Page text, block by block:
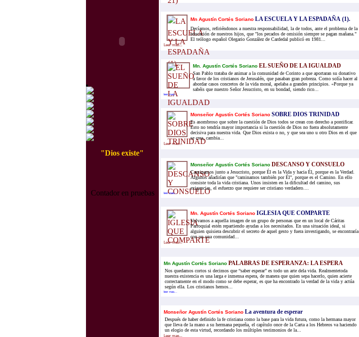
"Dios existe"
Contador en pruebas
Mn Agustín Cortés Soriano LA ESCUELA Y LA ESPADAÑA (1).
Decíamos, refiriéndonos a nuestra responsabilidad, la de todos, ante el problema de la
educación de nuestros hijos, que "los pecados de omisión siempre se pagan mañana."
El teólogo español Olegario González de Cardedal publicó en 1981...
Leer mas...
Mn. Agustín Cortés Soriano EL SUEÑO DE LA IGUALDAD
San Pablo trataba de animar a la comunidad de Corinto a que aportaran su donativo
a favor de los cristianos de Jerusalén, que pasaban gran pobreza. Como solía hacer al
abordar casos concretos de la vida moral, apelaba a grandes principios. «Porque ya
sabéis que nuestro Señor Jesucristo, en su bondad, siendo rico...
leer mas...
Monseñor Agustín Cortés Soriano SOBRE DIOS TRINIDAD
Es asombroso que sobre la cuestión de Dios todos se crean con derecho a pontificar.
Esto no tendría mayor importancia si la cuestión de Dios no fuera absolutamente
decisiva para nuestra vida. Que Dios exista o no, y que sea uno u otro Dios en el que
se crea, cambia...
Leer mas...
Monseñor Agustín Cortés Soriano DESCANSO Y CONSUELO
Caminamos junto a Jesucristo, porque Él es la Vida y hacia Él, porque es la Verdad.
Algunos añadirían que "caminamos también por Él", porque es el Camino. En ello
consiste toda la vida cristiana. Unos insisten en la dificultad del camino, sus
exigencias, el esfuerzo que requiere ser cristiano verdadero....
leer mas...
Mn. Agustín Cortés Soriano IGLESIA QUE COMPARTE
Volvamos a aquella imagen de un grupo de personas que en un local de Cáritas
Parroquial estén repartiendo ayudas a los necesitados. En una situación ideal, si
alguien quisiera descubrir el secreto de aquel gesto y fuera investigando, se encontraría
con un una comunidad...
Leer mas...
Mn Agustín Cortés Soriano PALABRAS DE ESPERANZA: LA ESPERA
Nos quedamos cortos si decimos que “saber esperar” es todo un arte dela vida. Realmentetoda
nuestra existencia es una larga e inmensa espera, de manera que quien sepa hacerlo, quien acierte
correctamente en el modo como se debe esperar, es que ha encontrado la verdad de la vida y actúa
según ella. Los cristianos hemos...
leer mas...
Monseñor Agustín Cortés Soriano La aventura de esperar
Después de haber definido la fe cristiana como la base para la vida futura, como la hermana mayor
que lleva de la mano a su hermana pequeña, el capítulo once de la Carta a los Hebreos va haciendo
un elogio de esta virtud, recordando los múltiples testimonios de la...
Leer mas...